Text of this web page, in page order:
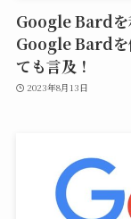
Google Bardを
Google Bardを
ても言及！
2023年8月13日